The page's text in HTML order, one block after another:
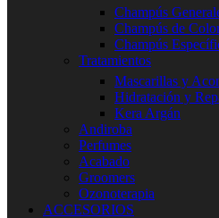
Champús
Champús de
Champús
Tratamientos
Mascarillas y
Hidratación y
Kera Argán
Andiroba
Perfumes
Acabado
Groomers
Ozonoterapia
ACCESORIOS